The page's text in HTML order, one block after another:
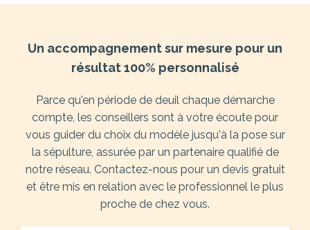
Un accompagnement sur mesure pour un
résultat 100% personnalisé
Parce qu'en période de deuil chaque démarche
compte, les conseillers sont à votre écoute pour
vous guider du choix du modèle jusqu'à la pose sur
la sépulture, assurée par un partenaire qualifié de
notre réseau. Contactez-nous pour un devis gratuit
et être mis en relation avec le professionnel le plus
proche de chez vous.